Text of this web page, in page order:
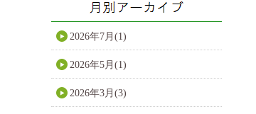
2026年7月(1)
2026年5月(1)
2026年3月(3)